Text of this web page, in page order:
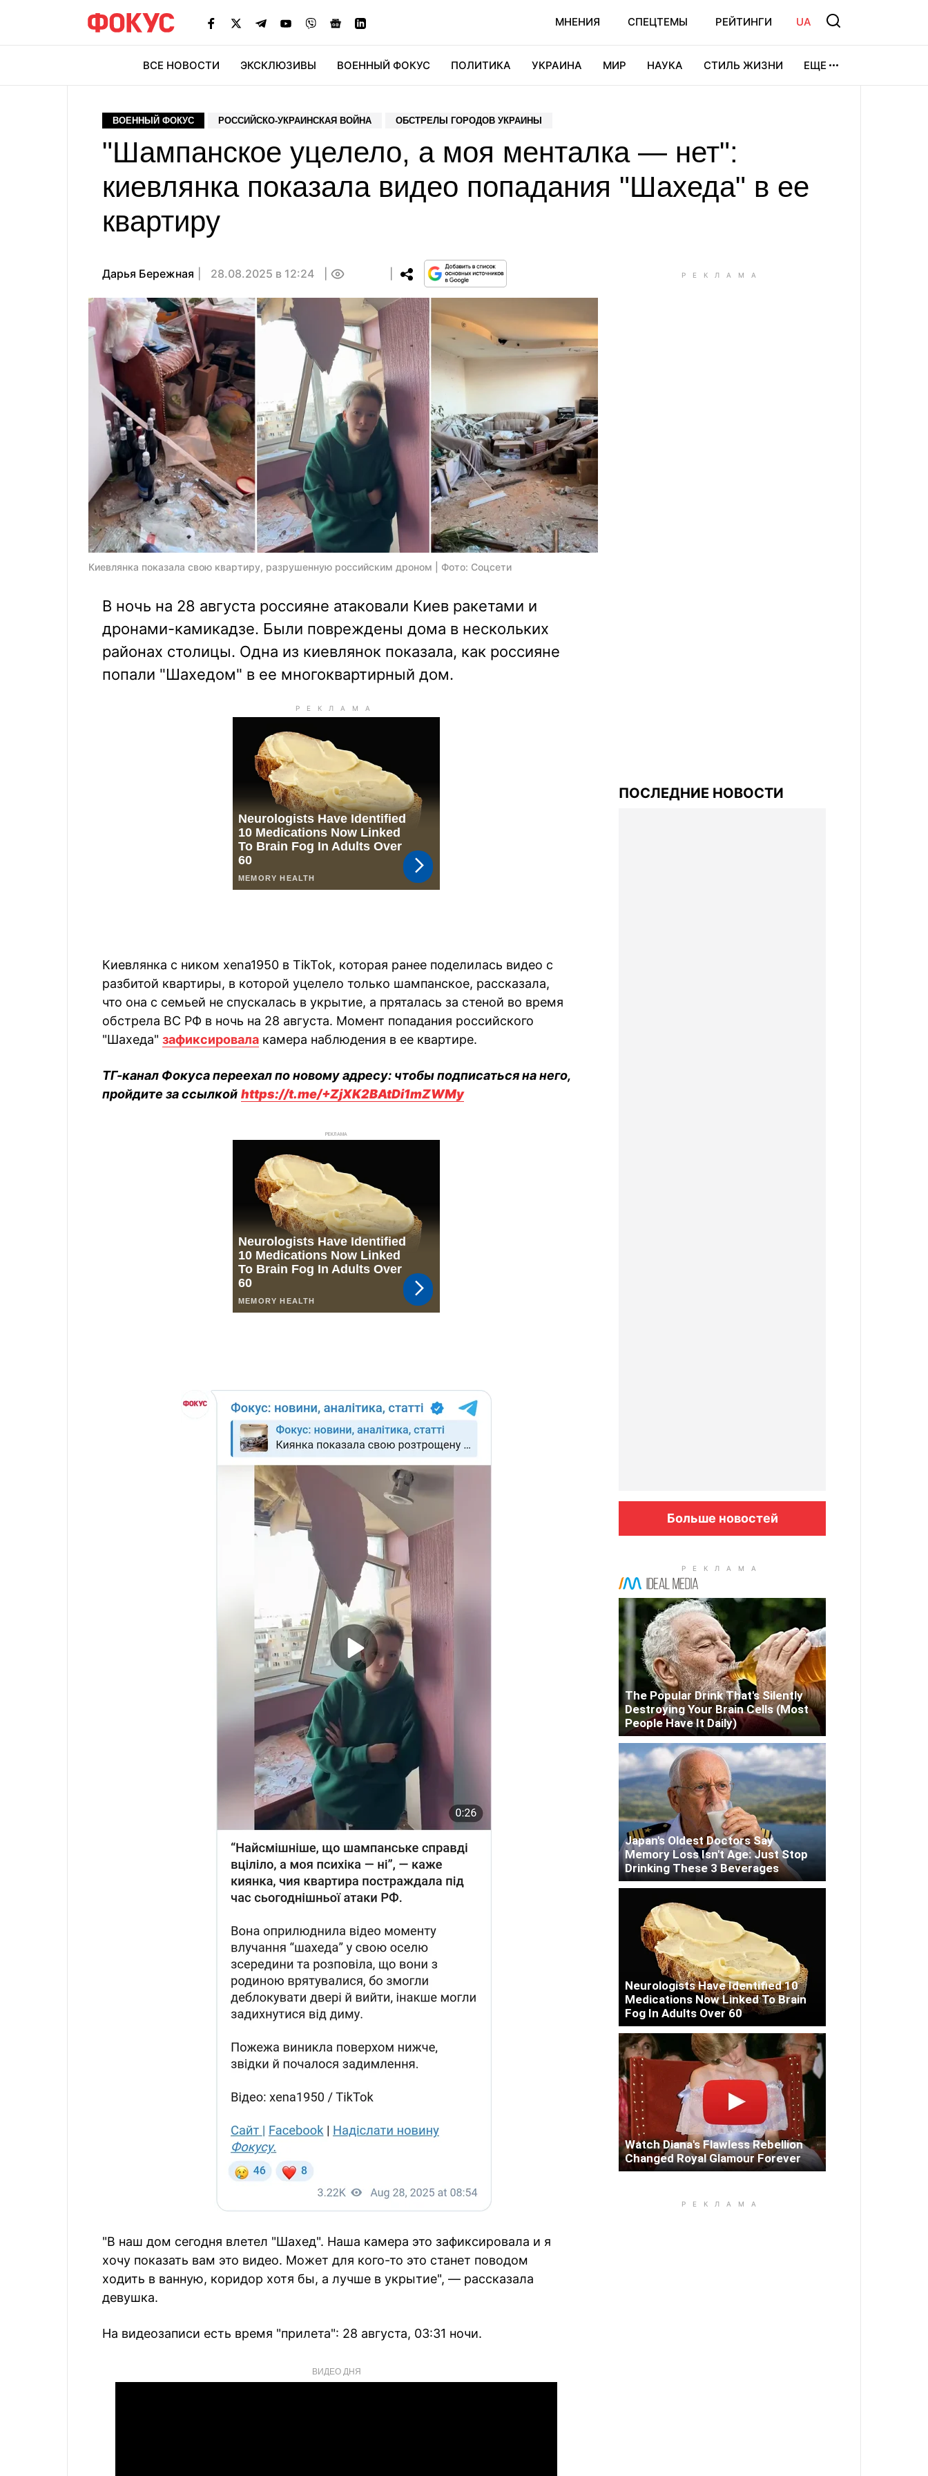
МНЕНИЯ СПЕЦТЕМЫ РЕЙТИНГИ UA
ВСЕ НОВОСТИ ЭКСКЛЮЗИВЫ ВОЕННЫЙ ФОКУС ПОЛИТИКА УКРАИНА МИР НАУКА СТИЛЬ ЖИЗНИ ЕЩЕ
ВОЕННЫЙ ФОКУС РОССИЙСКО-УКРАИНСКАЯ ВОЙНА ОБСТРЕЛЫ ГОРОДОВ УКРАИНЫ
"Шампанское уцелело, а моя менталка — нет":
киевлянка показала видео попадания "Шахеда" в ее
квартиру
Дарья Бережная 28.08.2025 в 12:24
Киевлянка показала свою квартиру, разрушенную российским дроном | Фото: Соцсети
В ночь на 28 августа россияне атаковали Киев ракетами и
дронами-камикадзе. Были повреждены дома в нескольких
районах столицы. Одна из киевлянок показала, как россияне
попали "Шахедом" в ее многоквартирный дом.
Киевлянка с ником xena1950 в TikTok, которая ранее поделилась видео с
разбитой квартиры, в которой уцелело только шампанское, рассказала,
что она с семьей не спускалась в укрытие, а пряталась за стеной во время
обстрела ВС РФ в ночь на 28 августа. Момент попадания российского
"Шахеда" зафиксировала камера наблюдения в ее квартире.
ТГ-канал Фокуса переехал по новому адресу: чтобы подписаться на него,
пройдите за ссылкой https://t.me/+ZjXK2BAtDi1mZWMy
РЕКЛАМА
"В наш дом сегодня влетел "Шахед". Наша камера это зафиксировала и я
хочу показать вам это видео. Может для кого-то это станет поводом
ходить в ванную, коридор хотя бы, а лучше в укрытие", — рассказала
девушка.
На видеозаписи есть время "прилета": 28 августа, 03:31 ночи.
ВИДЕО ДНЯ
ПОСЛЕДНИЕ НОВОСТИ
Больше новостей